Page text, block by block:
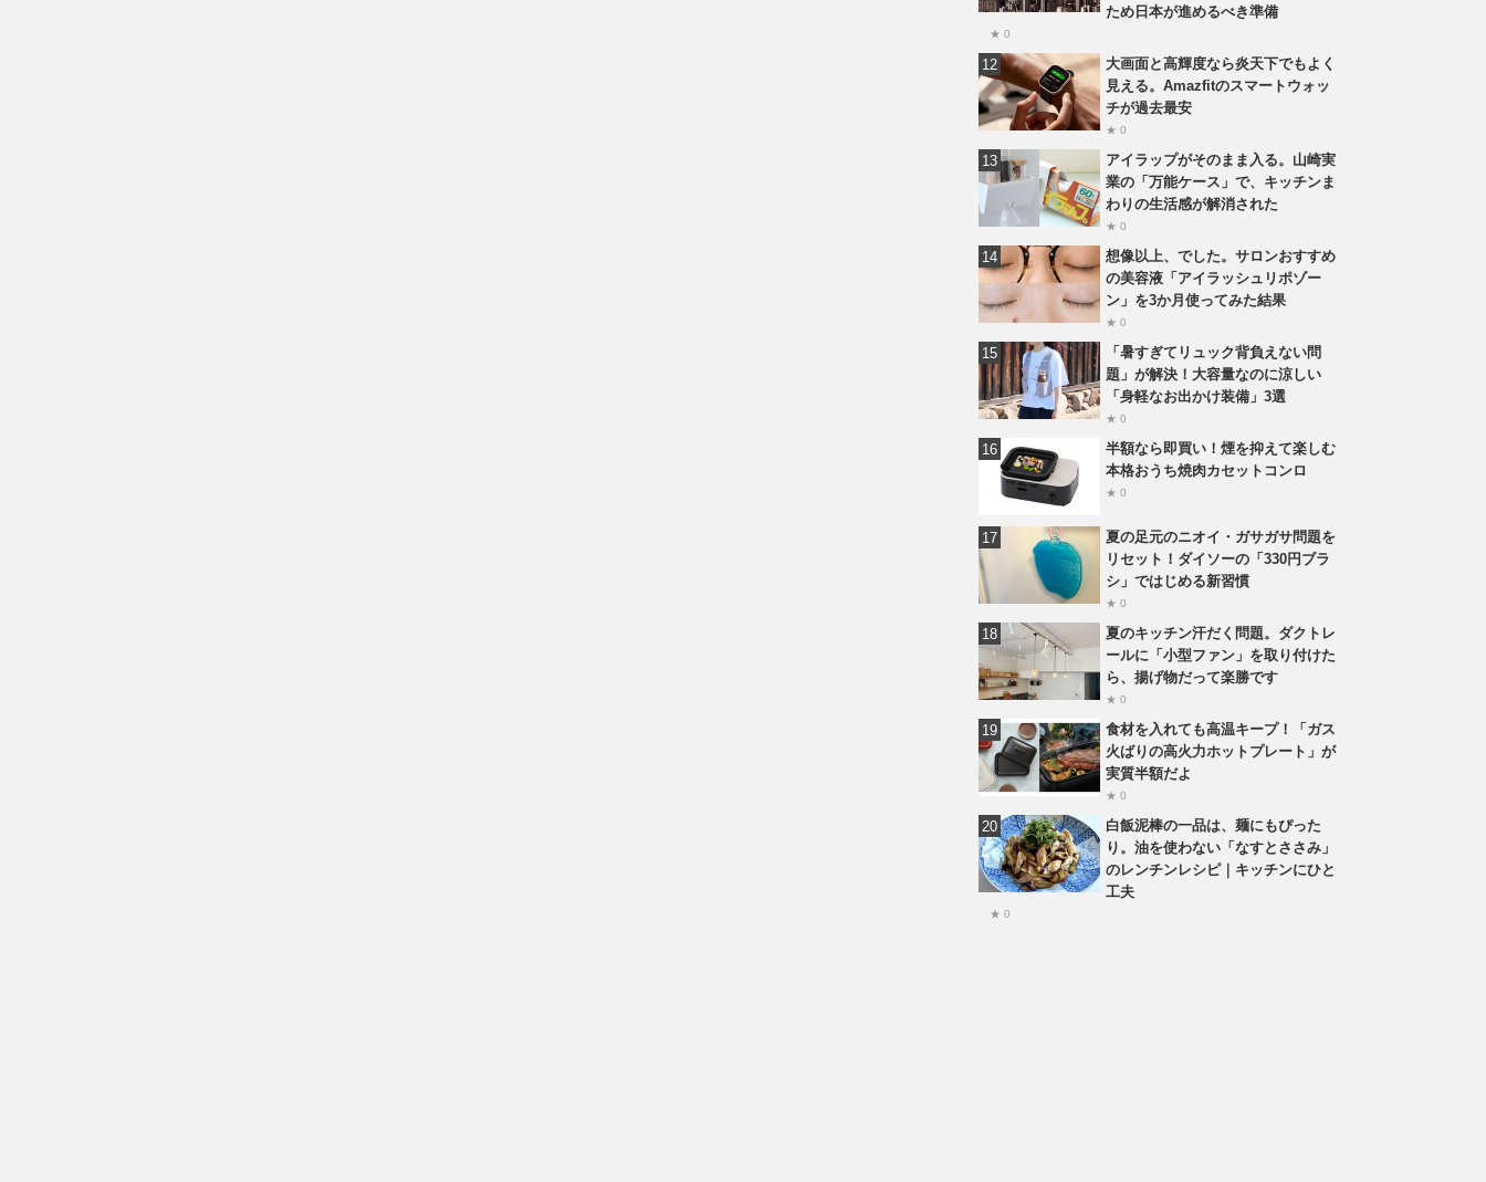
ため日本が進めるべき準備
★ 0
大画面と高輝度なら炎天下でもよく
見える。Amazfitのスマートウォッ
チが過去最安
★ 0
アイラップがそのまま入る。山崎実
業の「万能ケース」で、キッチンま
わりの生活感が解消された
★ 0
想像以上、でした。サロンおすすめ
の美容液「アイラッシュリポゾー
ン」を3か月使ってみた結果
★ 0
「暑すぎてリュック背負えない問
題」が解決！大容量なのに涼しい
「身軽なお出かけ装備」3選
★ 0
半額なら即買い！煙を抑えて楽しむ
本格おうち焼肉カセットコンロ
★ 0
夏の足元のニオイ・ガサガサ問題を
リセット！ダイソーの「330円ブラ
シ」ではじめる新習慣
★ 0
夏のキッチン汗だく問題。ダクトレ
ールに「小型ファン」を取り付けた
ら、揚げ物だって楽勝です
★ 0
食材を入れても高温キープ！「ガス
火ばりの高火力ホットプレート」が
実質半額だよ
★ 0
白飯泥棒の一品は、麺にもぴった
り。油を使わない「なすとささみ」
のレンチンレシピ｜キッチンにひと
工夫
★ 0